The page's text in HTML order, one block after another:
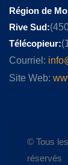
Région de
Rive Sud:
Télécopieur:
Courriel:
Site Web:
© Tous
réservés